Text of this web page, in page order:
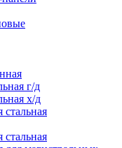
г/д
х/д
стальная
стальная